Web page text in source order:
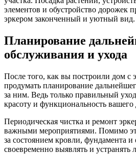
элементов и обустройство дорожек
эркером законченный и уютный вид.
Планирование
обслуживания и ухода
После того, как вы построили дом с
продумать планирование
за ним. Ведь только правильный
красоту и функциональность
Периодическая чистка и ремонт
важными мероприятиями. Помимо
за состоянием кровли, фундамента
своевременно выявлять и